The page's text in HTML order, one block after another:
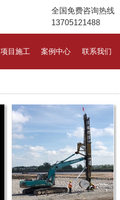
全国免费咨询热线
13705121488
项目施工 案例中心 联系我们